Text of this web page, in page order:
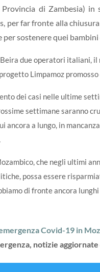
Provincia di Zambesia)
per far fronte alla
per sostenere quei
due operatori italiani,
Limpamoz
dei casi nelle ultime
settimane saranno
ancora a lungo, in
che negli ultimi
possa essere
di fronte ancora
Covid-19 in
notizie